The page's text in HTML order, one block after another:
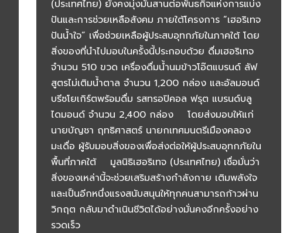
(ประเทศไทย) ยังคงมุ่งมั่นสานต่อพันธกิจแห่งการแบ่ง
ปันและการช่วยเหลือสังคม ภายใต้โครงการ “เฮอริเทจ
ปันน้ำใจ” เพื่อช่วยเหลือผู้ประสบอุทกภัยในภาคใต้ โดย
สิ่งของที่นำไปมอบในครั้งนี้ประกอบด้วย ดื่มเฮอริเทจ
จำนวน 510 ขวด เครื่องดื่มน้ำนมข้าวโอ๊ตแบรนด์ ลัฟ
สูตรไม่เติมน้ำตาล จำนวน 1,200 กล่อง และอัลมอนด์
บรีซโยเกิร์ตพร้อมดื่ม รสทรอปิคอล ฟรุต แบรนด์บลู
ไดมอนด์ จำนวน 2,400 กล่อง โดยส่งมอบให้แก่
นายบัญชา ฤทธิศาสตร์ นายกเทศมนตรีเมืองคลอง
มะเดื่อ ผู้รับมอบสิ่งของเพื่อส่งต่อให้ผู้ประสบอุทกภัยใน
พื้นที่ภาคใต้ มูลนิธิเฮอริเทจ (ประเทศไทย) เชื่อมั่นว่า
สิ่งของเหล่านี้จะช่วยเสริมสร้างกำลังกาย เติมพลังใจ
และเป็นอีกหนึ่งแรงสนับสนุนให้ทุกคนสามารถก้าวผ่าน
วิกฤต กลับมาดำเนินชีวิตได้อย่างมั่นคงอีกครั้งอย่าง
รวดเร็ว